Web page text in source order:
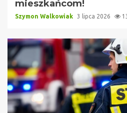
mieszkańcom!
Szymon Walkowiak 3 lipca 2026